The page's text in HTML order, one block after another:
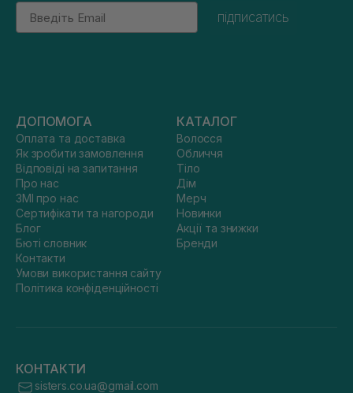
Email
підписатись
ДОПОМОГА
Оплата та доставка
Як зробити замовлення
Відповіді на запитання
Про нас
ЗМІ про нас
Сертифікати та нагороди
Блог
Бюті словник
Контакти
Умови використання сайту
Політика конфіденційності
КАТАЛОГ
Волосся
Обличчя
Тіло
Дім
Мерч
Новинки
Акції та знижки
Бренди
КОНТАКТИ
sisters.co.ua@gmail.com